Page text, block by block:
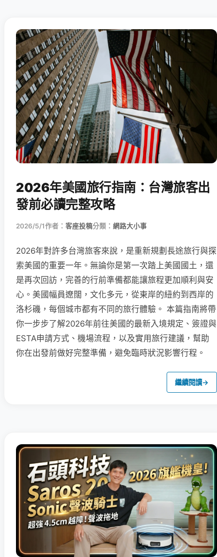
2026年美國旅行指南：台灣旅客出
發前必讀完整攻略
2026/5/1作者： 客座投稿分類： 網路大小事
2026年對許多台灣旅客來說，是重新規劃長途旅行與探
索美國的重要一年。無論你是第一次踏上美國國土，還
是再次回訪，完善的行前準備都能讓旅程更加順利與安
心。美國幅員遼闊，文化多元，從東岸的紐約到西岸的
洛杉磯，每個城市都有不同的旅行體驗。 本篇指南將帶
你一步步了解2026年前往美國的最新入境規定、簽證與
ESTA申請方式、機場流程，以及實用旅行建議，幫助
你在出發前做好完整準備，避免臨時狀況影響行程。
繼續閱讀→